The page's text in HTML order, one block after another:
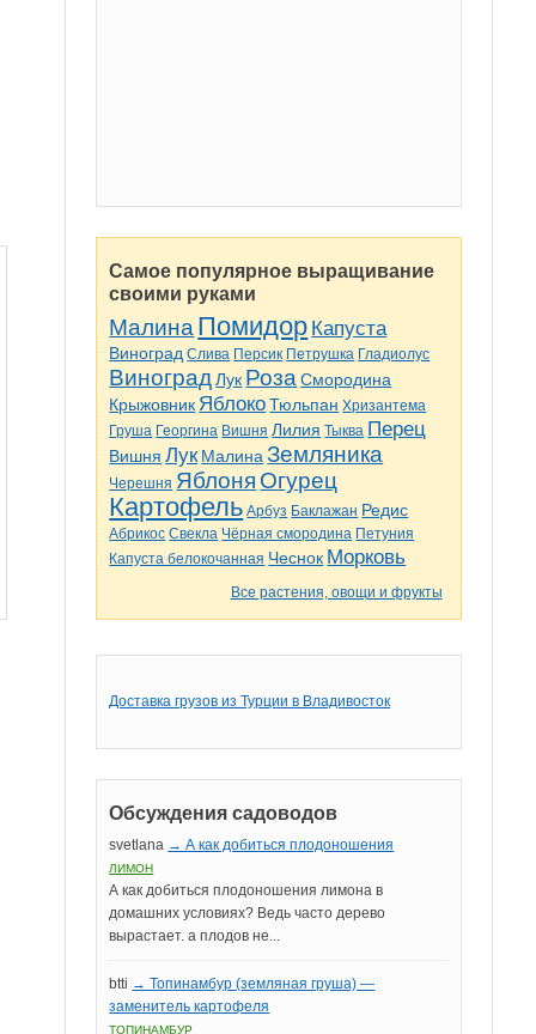
Самое популярное выращивание
своими руками
Малина Помидор Капуста
Виноград Слива Персик Петрушка Гладиолус
Виноград Лук Роза Смородина
Крыжовник Яблоко Тюльпан Хризантема
Груша Георгина Вишня Лилия Тыква Перец
Вишня Лук Малина Земляника
Черешня Яблоня Огурец
Картофель Арбуз Баклажан Редис
Абрикос Свекла Чёрная смородина Петуния
Капуста белокочанная Чеснок Морковь
Все растения, овощи и фрукты
Доставка грузов из Турции в Владивосток
Обсуждения садоводов
svetlana → А как добиться плодоношения
ЛИМОН
А как добиться плодоношения лимона в
домашних условиях? Ведь часто дерево
вырастает. а плодов не...
btti → Топинамбур (земляная груша) —
заменитель картофеля
ТОПИНАМБУР